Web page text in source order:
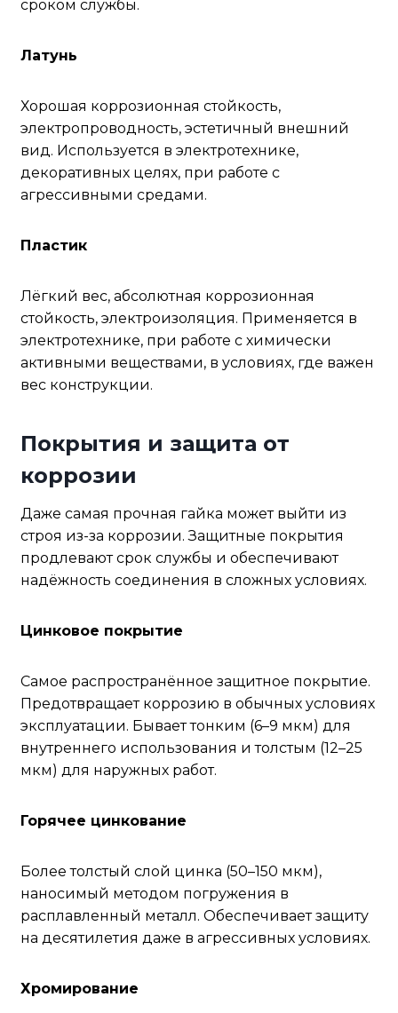
сроком службы.
Латунь
Хорошая коррозионная стойкость,
электропроводность, эстетичный внешний
вид. Используется в электротехнике,
декоративных целях, при работе с
агрессивными средами.
Пластик
Лёгкий вес, абсолютная коррозионная
стойкость, электроизоляция. Применяется в
электротехнике, при работе с химически
активными веществами, в условиях, где важен
вес конструкции.
Покрытия и защита от
коррозии
Даже самая прочная гайка может выйти из
строя из-за коррозии. Защитные покрытия
продлевают срок службы и обеспечивают
надёжность соединения в сложных условиях.
Цинковое покрытие
Самое распространённое защитное покрытие.
Предотвращает коррозию в обычных условиях
эксплуатации. Бывает тонким (6–9 мкм) для
внутреннего использования и толстым (12–25
мкм) для наружных работ.
Горячее цинкование
Более толстый слой цинка (50–150 мкм),
наносимый методом погружения в
расплавленный металл. Обеспечивает защиту
на десятилетия даже в агрессивных условиях.
Хромирование